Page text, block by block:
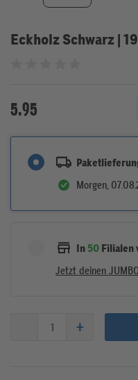
Eckholz Schwarz |
5.95
Morgen,
In 50 Filialen
Jetzt deinen